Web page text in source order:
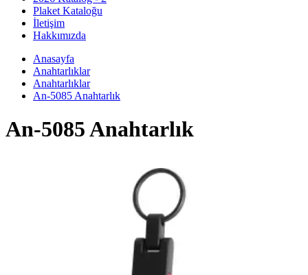
Plaket Kataloğu
İletişim
Hakkımızda
Anasayfa
Anahtarlıklar
Anahtarlıklar
An-5085 Anahtarlık
An-5085 Anahtarlık